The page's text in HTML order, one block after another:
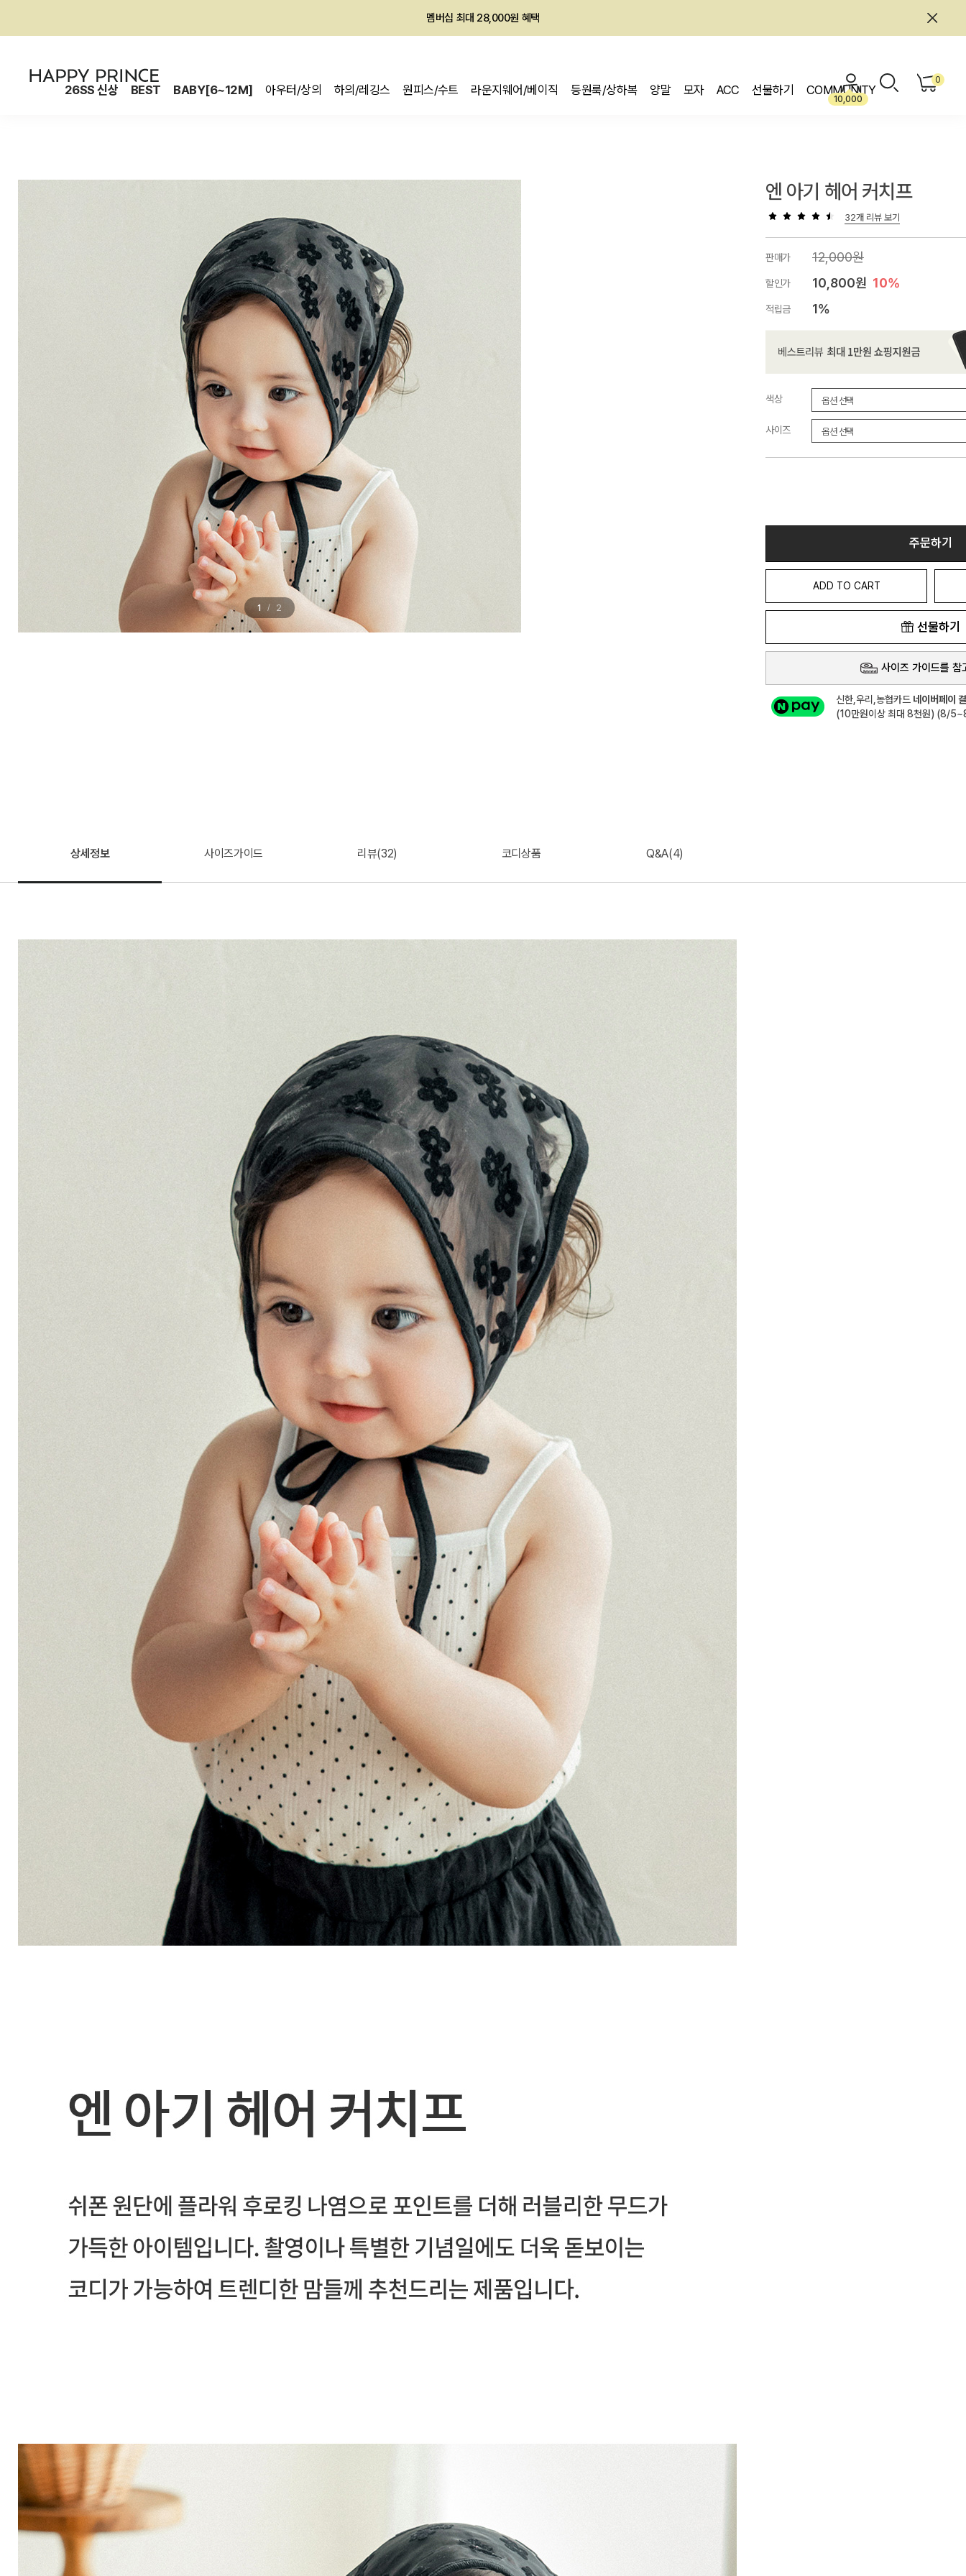
회원전용 아울렛, 가입하면 ~60% 할인!
26SS 신상 BEST BABY[6~12M] 아우터/상의 하의/레깅스 원피스/수트 라운지웨어/베이직 등원룩/상하복 양말 모자 ACC 선물하기 COMMUNITY
10,000
0
1 / 2
엔 아기 헤어 커치프
32개 리뷰 보기
판매가 12,000원
할인가 10,800원 10%
적립금 1%
색상
사이즈
주문하기
ADD TO CART
선물하기
사이즈 가이드를 참
신한,우리,농협카드 네이버페이
(10만원이상 최대 8천원) (8/
상세정보 사이즈가이드 리뷰(32) 코디상품 Q&A(4)